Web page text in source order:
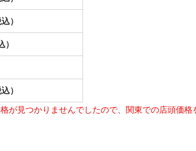
）
）
）
が見つかりませんでしたので、関東での店頭価格